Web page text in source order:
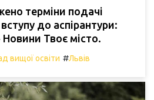
терміни подачі
до аспірантури:
Твоє місто.
вищої освіти #Львів